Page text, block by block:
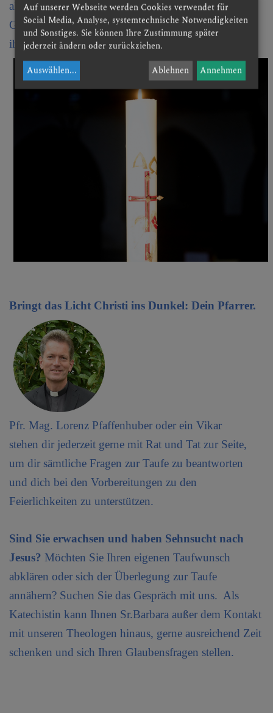
alleine da. Sie können sich darauf verlassen, dass sich
Gott, als Schöpfer allen Lebens, auch um das Leben
ihres Kindes kümmert.
Bringt das Licht Christi ins Dunkel: Dein Pfarrer.
Pfr. Mag. Lorenz Pfaffenhuber oder ein Vikar
stehen dir jederzeit gerne mit Rat und Tat zur Seite,
um dir sämtliche Fragen zur Taufe zu beantworten
und dich bei den Vorbereitungen zu den
Feierlichkeiten zu unterstützen.
Sind Sie erwachsen und haben Sehnsucht nach
Jesus? Möchten Sie Ihren eigenen Taufwunsch
abklären oder sich der Überlegung zur Taufe
annähern? Suchen Sie das Gespräch mit uns. Als
Katechistin kann Ihnen Sr.Barbara außer dem Kontakt
mit unseren Theologen hinaus, gerne ausreichend Zeit
schenken und sich Ihren Glaubensfragen stellen.
Auf unserer Webseite werden Cookies verwendet für
Social Media, Analyse, systemtechnische Notwendigkeiten
und Sonstiges. Sie können Ihre Zustimmung später
jederzeit ändern oder zurückziehen.
Auswählen... Ablehnen Annehmen